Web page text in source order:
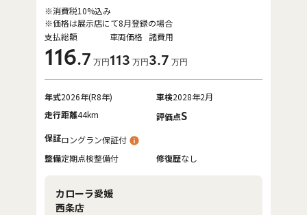
支払総額
116.7 万円
車両価格
113 万円
諸費用
3.7 万円
※消費税10%込み
※価格は展示店にて8月登録の場合
年式2026年(R8年) 車検2028年2月
走行距離44km 評価点S
保証ロングラン保証付
整備定期点検整備付 修復歴なし
カローラ愛媛
西条店